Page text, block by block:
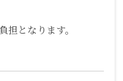
となります。